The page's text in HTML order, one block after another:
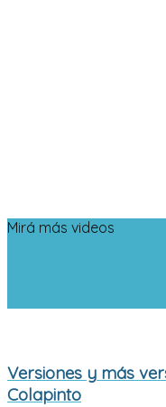
Mirá más videos
Versiones y más
Colapinto